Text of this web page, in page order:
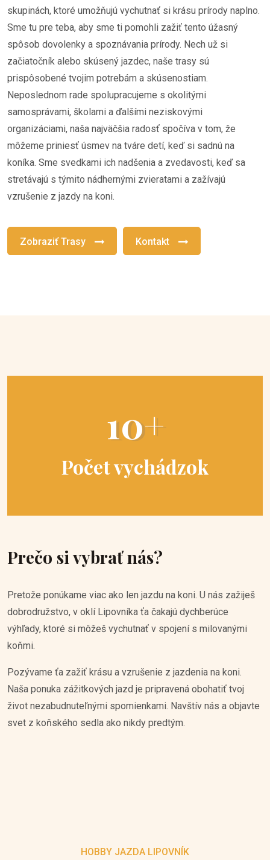
skupinách, ktoré umožňujú vychutnať si krásu prírody naplno.
Sme tu pre teba, aby sme ti pomohli zažiť tento úžasný
spôsob dovolenky a spoznávania prírody. Nech už si
začiatočník alebo skúsený jazdec, naše trasy sú
prispôsobené tvojim potrebám a skúsenostiam.
Neposlednom rade spolupracujeme s okolitými
samosprávami, školami a ďalšími neziskovými
organizáciami, naša najväčšia radosť spočíva v tom, že
môžeme priniesť úsmev na tváre detí, keď si sadnú na
koníka. Sme svedkami ich nadšenia a zvedavosti, keď sa
stretávajú s týmito nádhernými zvieratami a zažívajú
vzrušenie z jazdy na koni.
Zobraziť Trasy Kontakt
10+
Počet vychádzok
Prečo si vybrať nás?
Pretože ponúkame viac ako len jazdu na koni. U nás zažiješ
dobrodružstvo, v oklí Lipovníka ťa čakajú dychberúce
výhľady, ktoré si môžeš vychutnať v spojení s milovanými
koňmi.
Pozývame ťa zažiť krásu a vzrušenie z jazdenia na koni.
Naša ponuka zážitkových jazd je pripravená obohatiť tvoj
život nezabudnuteľnými spomienkami. Navštív nás a objavte
svet z koňského sedla ako nikdy predtým.
HOBBY JAZDA LIPOVNÍK